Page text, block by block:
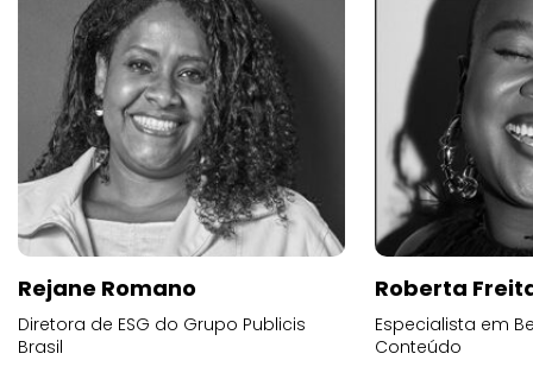
Rejane Romano
Diretora de ESG do Grupo Publicis
Brasil
Roberta
Especialista em
Conteúdo